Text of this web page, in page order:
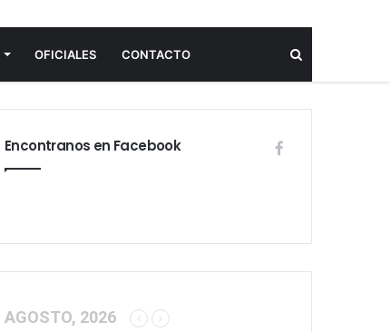
OFICIALES CONTACTO
Encontranos en Facebook
AGOSTO, 2026